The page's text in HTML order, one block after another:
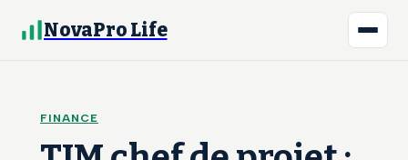
NovaPro Life
FINANCE